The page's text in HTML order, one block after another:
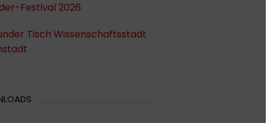
Festival 2026
Tisch Wissenschaftsstadt